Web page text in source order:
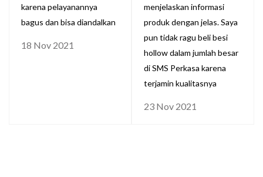
karena pelayanannya
bagus dan bisa diandalkan
18 Nov 2021
menjelaskan informasi
produk dengan jelas. Saya
pun tidak ragu beli besi
hollow dalam jumlah besar
di SMS Perkasa karena
terjamin kualitasnya
23 Nov 2021